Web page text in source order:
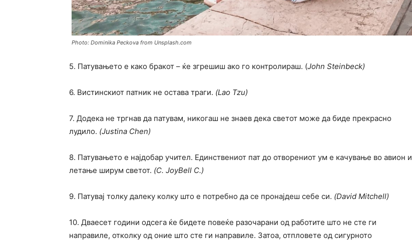
Photo: Dominika Peckova from Unsplash.com
5. Патувањето е како бракот – ќе згрешиш ако го контролираш. (John Steinbeck)
6. Вистинскиот патник не остава траги. (Lao Tzu)
7. Додека не тргнав да патувам, никогаш не знаев дека светот може да биде прекрасно
лудило. (Justina Chen)
8. Патувањето е најдобар учител. Единствениот пат до отворениот ум е качување во авион и
летање ширум светот. (C. JoyBell C.)
9. Патувај толку далеку колку што е потребно да се пронајдеш себе си. (David Mitchell)
10. Дваесет години одсега ќе бидете повеќе разочарани од работите што не сте ги
направиле, отколку од оние што сте ги направиле. Затоа, отпловете од сигурното